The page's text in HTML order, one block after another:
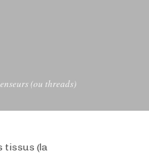
(ou threads)
tissus (la